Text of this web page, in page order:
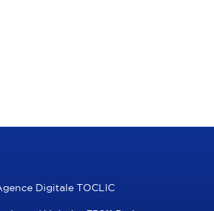
Digitale TOCLIC